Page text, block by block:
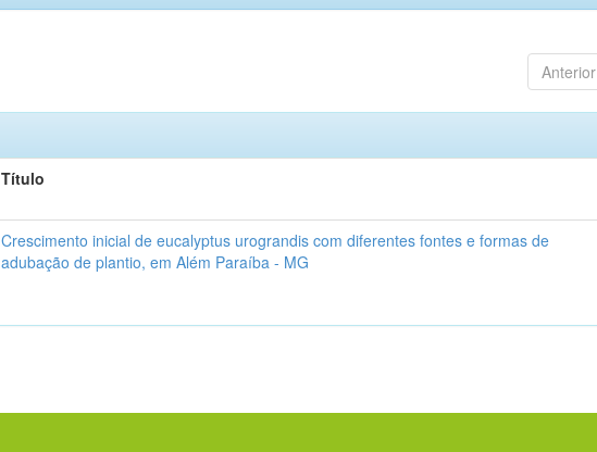
Anterior
Título
Crescimento inicial de eucalyptus urograndis com diferentes fontes e formas de
adubação de plantio, em Além Paraíba - MG